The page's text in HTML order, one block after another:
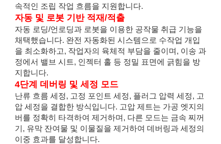
속적인 조립 작업 흐름을 지원합니다.
자동 및 로봇 기반 적재/적출
자동 로딩/언로딩과 로봇을 이용한 공작물 취급 기능을
채택했습니다. 완전 자동화된 시스템으로 수작업 개입
을 최소화하고, 작업자의 육체적 부담을 줄이며, 이송 과
정에서 밸브 시트, 인젝터 홀 등 정밀 표면에 긁힘을 방
지합니다.
4단계 데버링 및 세정 모드
난류 흐름 세정, 고정 포인트 세정, 플러그 압력 세정, 고
압 세정을 결합한 방식입니다. 고압 제트는 가공 엣지의
버를 정확히 타격하여 제거하며, 다른 모드는 금속 찌꺼
기, 유막 잔여물 및 이물질을 제거하여 데버링과 세정의
이중 효과를 달성합니다.